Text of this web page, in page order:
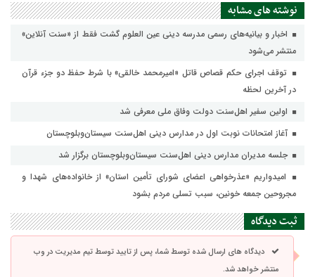
نوشته های مشابه
اخبار و بیانیه‌های رسمی مدرسه دینی عین العلوم گشت فقط از «سنت آنلاین»
منتشر می‌شود
توقف اجرای حکم قصاص قاتل «امیرمحمد خالقی» با شرط حفظ دو جزء قرآن
در آخرین لحظه
اولین سفیر اهل‌سنت دولت وفاق ملی معرفی شد
آغاز امتحانات نوبت اول در مدارس دینی اهل‌سنت سیستان‌وبلوچستان
جلسه مدیران مدارس دینی اهل‌سنت سیستان‌وبلوچستان برگزار شد
امیدواریم «عذرخواهی اعضای شورای تأمین استان» از خانواده‌های شهدا و
مجروحین جمعه خونین، سبب تسلی مردم بشود
ثبت دیدگاه
دیدگاه های ارسال شده توسط شما، پس از تایید توسط تیم مدیریت در وب
منتشر خواهد شد.